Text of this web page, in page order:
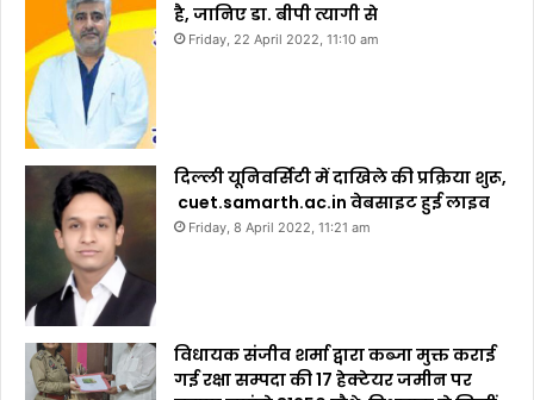
है, जानिए डा. बीपी त्यागी से
Friday, 22 April 2022, 11:10 am
दिल्ली यूनिवर्सिटी में दाखिले की प्रक्रिया शुरू,
cuet.samarth.ac.in वेबसाइट हुई लाइव
Friday, 8 April 2022, 11:21 am
विधायक संजीव शर्मा द्वारा कब्जा मुक्त कराई
गई रक्षा सम्पदा की 17 हेक्टेयर जमीन पर